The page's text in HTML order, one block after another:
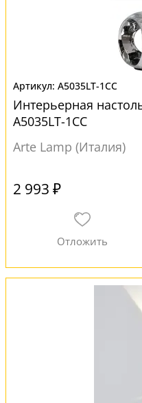
A5035LT-1CC
Интерьерная
A5035LT-1CC
Arte Lamp (Италия)
2 993 ₽